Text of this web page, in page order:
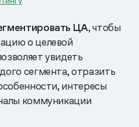
ЦА,чтобы
о целевой
увидеть
сегмента, отразить
интересы
коммуникации